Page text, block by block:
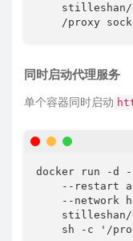
/proxy
同时启动代理服务
单个容器同时启动
docker run -d
--restart
--network
sh -c '/